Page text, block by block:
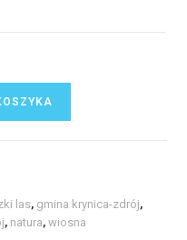
las, gmina krynica-zdrój,
, natura,wiosna